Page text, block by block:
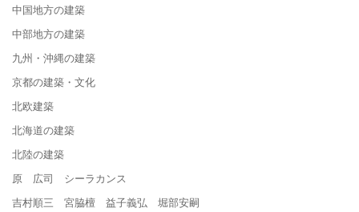
中国地方の建築
中部地方の建築
九州・沖縄の建築
京都の建築・文化
北欧建築
北海道の建築
北陸の建築
原 広司 シーラカンス
吉村順三 宮脇檀 益子義弘 堀部安嗣